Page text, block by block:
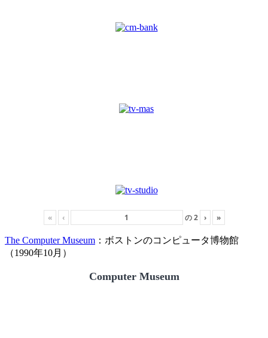
« ‹ の2 › »
The Computer Museum ：ボストンのコンピュータ博物館
（1990年10月）
Computer Museum